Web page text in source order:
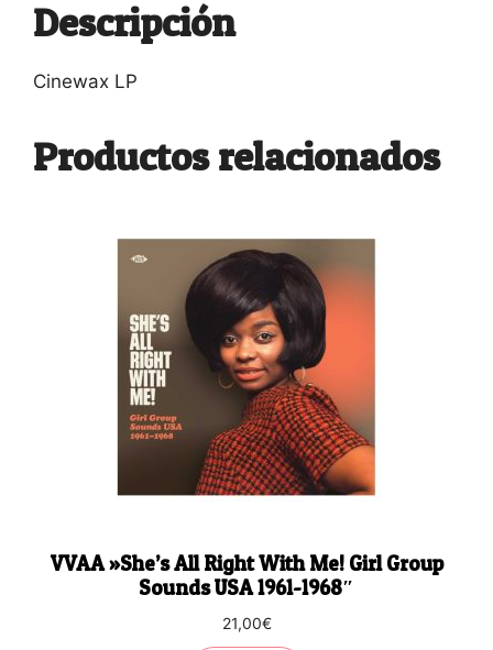
Descripción
Cinewax LP
Productos relacionados
VVAA ‎»She’s All Right With Me! Girl Group
Sounds USA 1961-1968″
21,00€